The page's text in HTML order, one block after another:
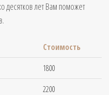
десятков лет Вам поможет
Стоимость
1800
2200